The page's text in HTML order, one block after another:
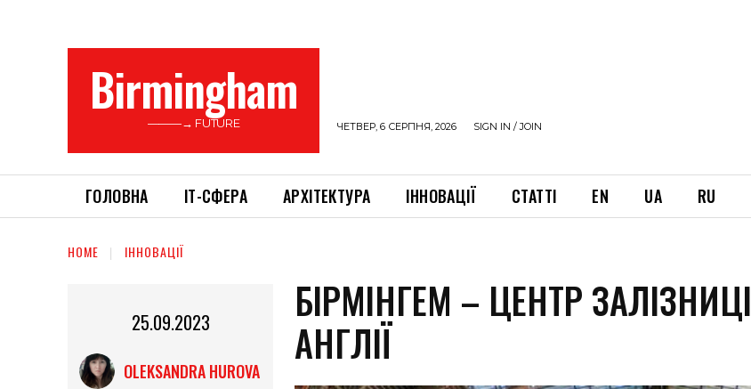
Birmingham
———→ FUTURE ЧЕТВЕР, 6 СЕРПНЯ, 2026 SIGN IN / JOIN
ГОЛОВНА ІТ-СФЕРА АРХІТЕКТУРА ІННОВАЦІЇ СТАТТІ EN UA RU
HOME ІННОВАЦІЇ
25.09.2023
OLEKSANDRA HUROVA
БІРМІНГЕМ – ЦЕНТР ЗАЛІЗНИЦІ
АНГЛІЇ